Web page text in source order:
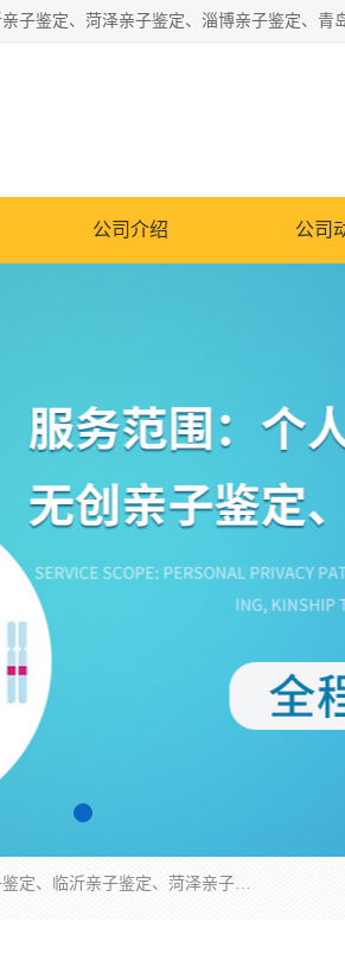
公司介绍 公司
华信基因是一家专门提供亲子鉴定服务的机构，主要业务：济南亲子鉴定、临沂亲子鉴定、菏泽亲子鉴定、淄博亲子鉴定、青岛亲子鉴定、日照亲子鉴定、临朐亲子鉴定、寿光亲子鉴定等，联合广州、上海、北京、深圳、杭州、武汉、成都、合肥、贵阳、沈阳等地区有法医物证鉴定机构及基因检测公司，为国内外客户提供便捷的DNA鉴定服务。